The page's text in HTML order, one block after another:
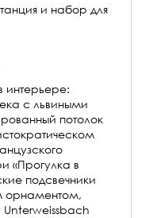
и набор для
интерьере:
с львиными
потолок
«Прогулка в
подсвечники
орнаментом,